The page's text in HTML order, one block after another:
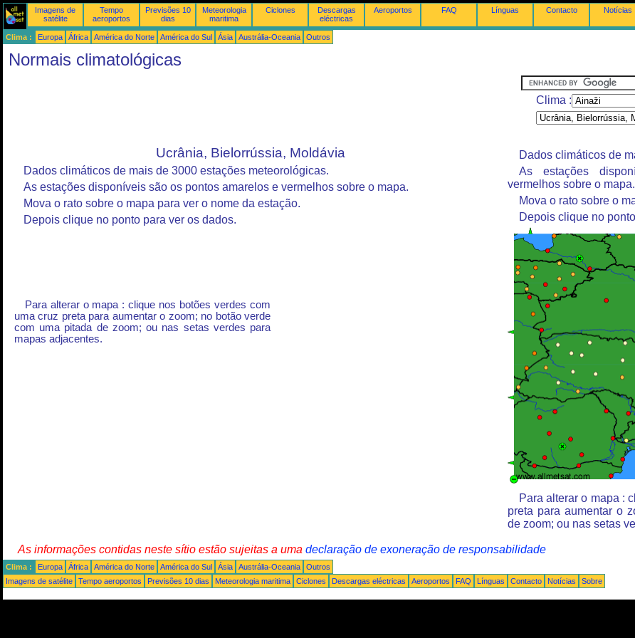
Imagens de
satélite
Tempo
aeroportos
Previsões 10
dias
Meteorologia
maritima
Ciclones
Descargas
eléctricas
Aeroportos FAQ Línguas Contacto Notícias
Clima : Europa África América do Norte América do Sul Ásia Austrália-Oceania Outros
Normais climatológicas
Clima :
Ucrânia, Bielorrússia, Moldávia
Dados climáticos de mais de 3000 estações meteorológicas.
As estações disponíveis são os pontos amarelos e vermelhos sobre o mapa.
Mova o rato sobre o mapa para ver o nome da estação.
Depois clique no ponto para ver os dados.
Para alterar o mapa : clique nos botões verdes com
uma cruz preta para aumentar o zoom; no botão verde
com uma pitada de zoom; ou nas setas verdes para
mapas adjacentes.
Dados climáticos de
As estações
vermelhos sobre o mapa.
Mova o rato sobre o
Depois clique no
Para alterar o mapa :
preta para aumentar o
de zoom; ou nas setas
As informações contidas neste sítio estão sujeitas a uma declaração de exoneração de responsabilidade
Clima : Europa África América do Norte América do Sul Ásia Austrália-Oceania
Outros
Imagens de satélite
Tempo aeroportos Previsões 10 dias Meteorologia maritima Ciclones Descargas eléctricas Aeroportos FAQ Línguas Contacto Notícias Sobre